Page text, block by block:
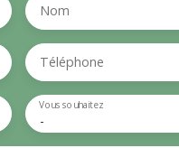
Nom
Téléphone
-
Vous souhaitez